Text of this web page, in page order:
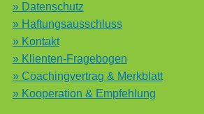
» Datenschutz
» Haftungsausschluss
» Kontakt
» Klienten-Fragebogen
» Coachingvertrag & Merkblatt
» Kooperation & Empfehlung